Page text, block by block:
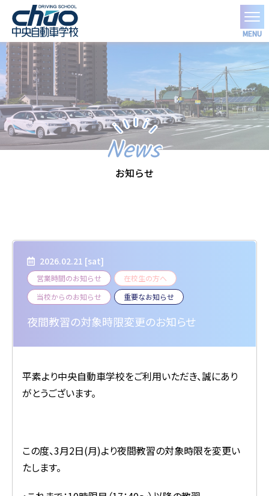
MENU
お知らせ
News
2026.02.21 [sat]
営業時間のお知らせ
在校生の方へ
当校からのお知らせ
重要なお知らせ
夜間教習の対象時限変更のお知らせ
平素より中央自動車学校をご利用いただき、誠にあり
がとうございます。
この度、3月2日(月)より夜間教習の対象時限を変更い
たします。